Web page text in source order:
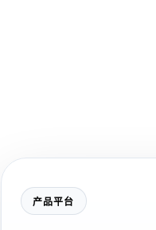
产品平台